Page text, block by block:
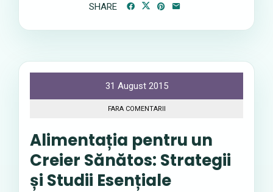
SHARE
31 August 2015
FARA COMENTARII
Alimentația pentru un
Creier Sănătos: Strategii
și Studii Esențiale